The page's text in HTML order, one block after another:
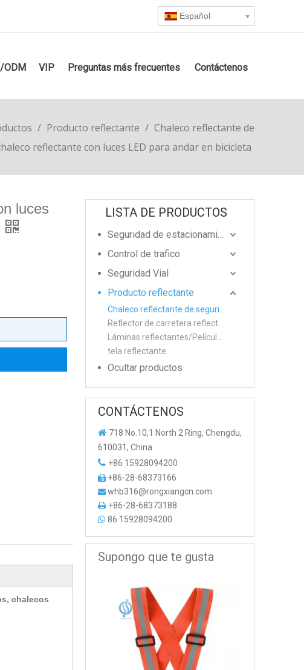
Español
ODM VIP Preguntas más frecuentes Contáctenos
/ Producto reflectante / Chaleco reflectante de
reflectante con luces LED para andar en bicicleta
luces
chalecos
LISTA DE PRODUCTOS
Seguridad de estacionamiento
Control de trafico
Seguridad Vial
Producto reflectante
tela reflectante
Ocultar productos
CONTÁCTENOS
 718 No.10,1 North 2 Ring, Chengdu,
610031, China
 +86 15928094200
 +86-28-68373166
 whb316@rongxiangcn.com
 +86-28-68373188
 86 15928094200
Supongo que te gusta